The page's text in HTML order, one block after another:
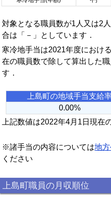
対象となる職員数が1人又は2
合は「－」としています．
寒冷地手当は2021年度におけ
在の職員数で除して算出した
す．
上島町の地域手当支給
0.00%
上記数値は2022年4月1日現在
※諸手当の内容については地
ください
上島町職員の月収順位